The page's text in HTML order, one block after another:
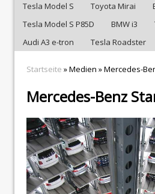
Tesla Model S Toyota Mirai
Tesla Model S P85D
BMW i3
Audi A3 e-tron
Tesla Roadster
Startseite » Medien » Mercedes-
Mercedes-Benz